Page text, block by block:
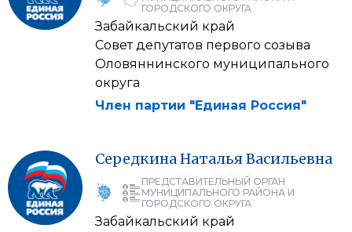
ГОРОДСКОГО ОКРУГА
Забайкальский край
Совет депутатов первого созыва
Оловяннинского муниципального
округа
Член партии "Единая Россия"
СередкинаНатальяВасильевна
ПРЕДСТАВИТЕЛЬНЫЙ ОРГАН
МУНИЦИПАЛЬНОГО РАЙОНА И
ГОРОДСКОГО ОКРУГА
Забайкальский край